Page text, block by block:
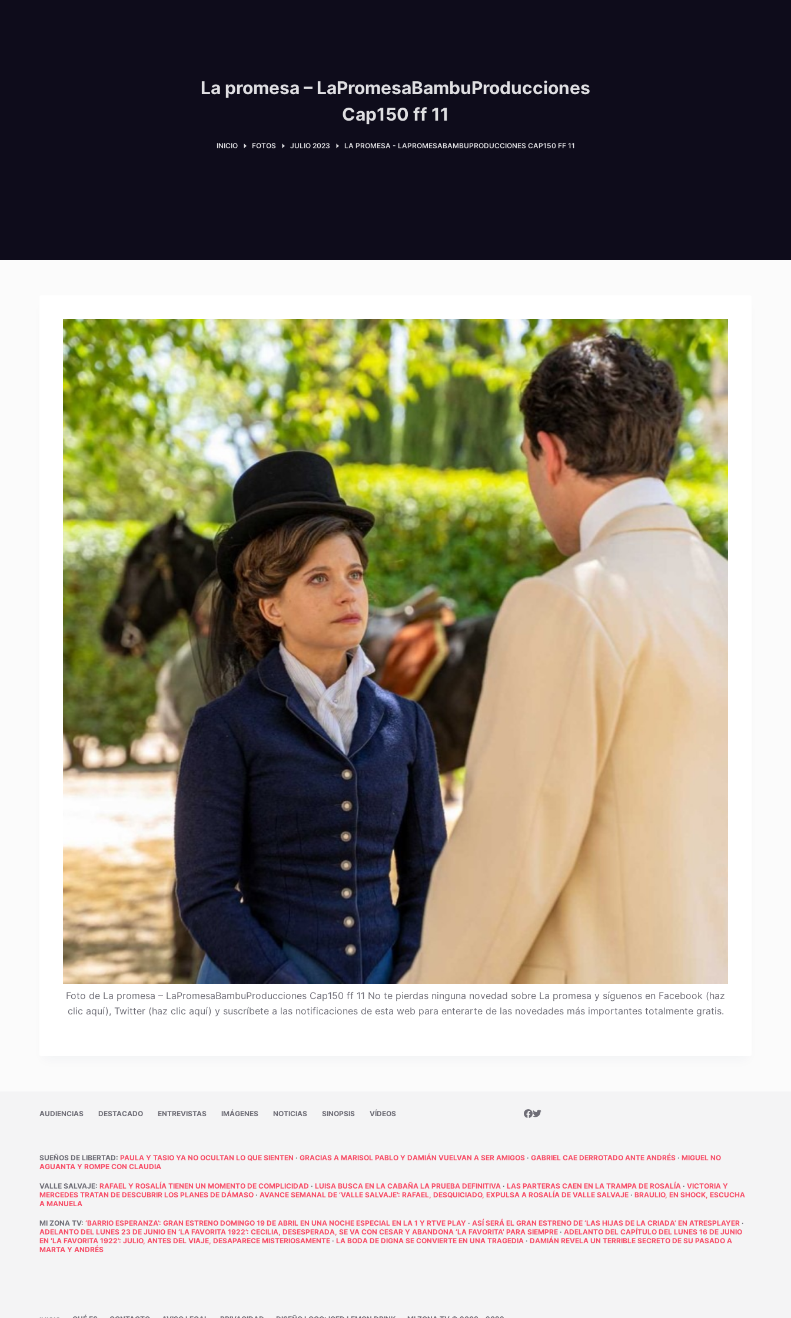
La promesa – LaPromesaBambuProducciones
Cap150 ff 11
INICIO FOTOS JULIO 2023 LA PROMESA - LAPROMESABAMBUPRODUCCIONES CAP150 FF 11
Foto de La promesa – LaPromesaBambuProducciones Cap150 ff 11 No te pierdas ninguna novedad sobre La promesa y síguenos en Facebook (haz
clic aquí), Twitter (haz clic aquí) y suscríbete a las notificaciones de esta web para enterarte de las novedades más importantes totalmente gratis.
AUDIENCIAS DESTACADO ENTREVISTAS IMÁGENES NOTICIAS SINOPSIS VÍDEOS
SUEÑOS DE LIBERTAD:PAULA Y TASIO YA NO OCULTAN LO QUE SIENTEN ·GRACIAS A MARISOL PABLO Y DAMIÁN VUELVAN A SER AMIGOS ·GABRIEL CAE DERROTADO ANTE ANDRÉS ·MIGUEL NO
AGUANTA Y ROMPE CON CLAUDIA
VALLE SALVAJE:RAFAEL Y ROSALÍA TIENEN UN MOMENTO DE COMPLICIDAD ·LUISA BUSCA EN LA CABAÑA LA PRUEBA DEFINITIVA ·LAS PARTERAS CAEN EN LA TRAMPA DE ROSALÍA ·VICTORIA Y
MERCEDES TRATAN DE DESCUBRIR LOS PLANES DE DÁMASO ·AVANCE SEMANAL DE ‘VALLE SALVAJE’: RAFAEL, DESQUICIADO, EXPULSA A ROSALÍA DE VALLE SALVAJE ·BRAULIO, EN SHOCK, ESCUCHA
A MANUELA
MI ZONA TV:‘BARRIO ESPERANZA’: GRAN ESTRENO DOMINGO 19 DE ABRIL EN UNA NOCHE ESPECIAL EN LA 1 Y RTVE PLAY ·ASÍ SERÁ EL GRAN ESTRENO DE ‘LAS HIJAS DE LA CRIADA’ EN ATRESPLAYER ·
ADELANTO DEL LUNES 23 DE JUNIO EN ‘LA FAVORITA 1922’: CECILIA, DESESPERADA, SE VA CON CESAR Y ABANDONA ‘LA FAVORITA’ PARA SIEMPRE ·ADELANTO DEL CAPÍTULO DEL LUNES 16 DE JUNIO
EN ‘LA FAVORITA 1922’: JULIO, ANTES DEL VIAJE, DESAPARECE MISTERIOSAMENTE ·LA BODA DE DIGNA SE CONVIERTE EN UNA TRAGEDIA ·DAMIÁN REVELA UN TERRIBLE SECRETO DE SU PASADO A
MARTA Y ANDRÉS